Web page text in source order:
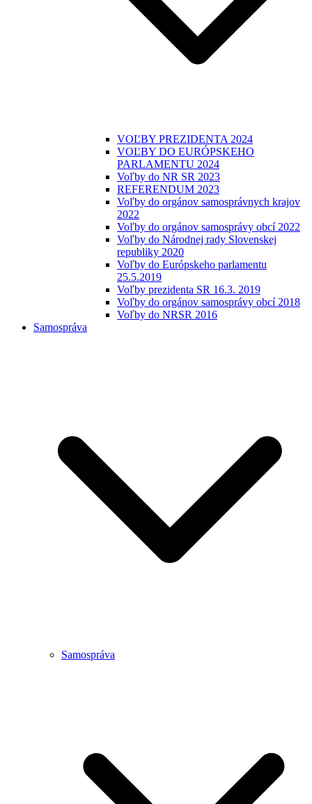
VOĽBY PREZIDENTA 2024
VOĽBY DO EURÓPSKEHO
PARLAMENTU 2024
Voľby do NR SR 2023
REFERENDUM 2023
Voľby do orgánov samosprávnych krajov
2022
Voľby do orgánov samosprávy obcí 2022
Voľby do Národnej rady Slovenskej
republiky 2020
Voľby do Európskeho parlamentu
25.5.2019
Voľby prezidenta SR 16.3. 2019
Voľby do orgánov samosprávy obcí 2018
Voľby do NRSR 2016
Samospráva
Samospráva